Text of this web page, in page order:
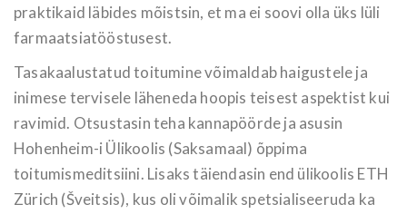
praktikaid läbides mõistsin, et ma ei soovi olla üks lüli
farmaatsiatööstusest.
Tasakaalustatud toitumine võimaldab haigustele ja
inimese tervisele läheneda hoopis teisest aspektist kui
ravimid. Otsustasin teha kannapöörde ja asusin
Hohenheim-i Ülikoolis (Saksamaal) õppima
toitumismeditsiini. Lisaks täiendasin end ülikoolis ETH
Zürich (Šveitsis), kus oli võimalik spetsialiseeruda ka